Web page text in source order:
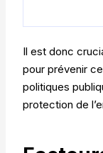
Il est donc
pour prévenir
politiques
protection de